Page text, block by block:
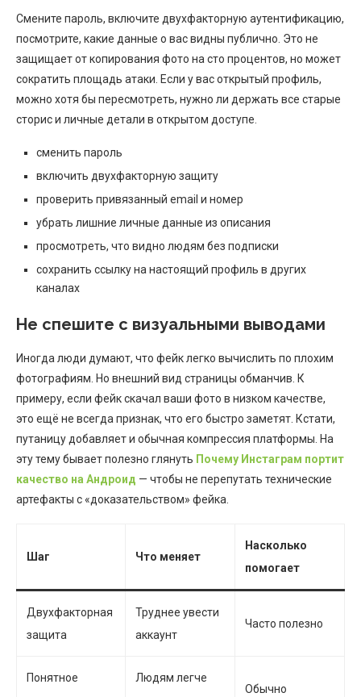
Смените пароль, включите двухфакторную аутентификацию,
посмотрите, какие данные о вас видны публично. Это не
защищает от копирования фото на сто процентов, но может
сократить площадь атаки. Если у вас открытый профиль,
можно хотя бы пересмотреть, нужно ли держать все старые
сторис и личные детали в открытом доступе.
сменить пароль
включить двухфакторную защиту
проверить привязанный email и номер
убрать лишние личные данные из описания
просмотреть, что видно людям без подписки
сохранить ссылку на настоящий профиль в других
каналах
Не спешите с визуальными выводами
Иногда люди думают, что фейк легко вычислить по плохим
фотографиям. Но внешний вид страницы обманчив. К
примеру, если фейк скачал ваши фото в низком качестве,
это ещё не всегда признак, что его быстро заметят. Кстати,
путаницу добавляет и обычная компрессия платформы. На
эту тему бывает полезно глянуть Почему Инстаграм портит
качество на Андроид — чтобы не перепутать технические
артефакты с «доказательством» фейка.
Шаг Что меняет
Насколько
помогает
Двухфакторная
защита
Труднее увести
аккаунт
Часто полезно
Понятное
Людям легче
Обычно